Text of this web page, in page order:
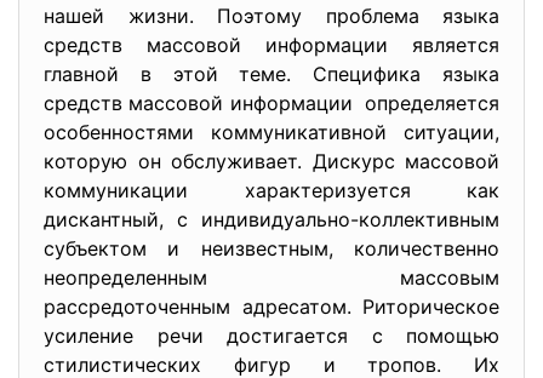
нашей жизни. Поэтому проблема языка
средств массовой информации является
главной в этой теме. Специфика языка
средств массовой информации определяется
особенностями коммуникативной ситуации,
которую он обслуживает. Дискурс массовой
коммуникации характеризуется как
дискантный, с индивидуально-коллективным
субъектом и неизвестным, количественно
неопределенным массовым
рассредоточенным адресатом. Риторическое
усиление речи достигается с помощью
стилистических фигур и тропов. Их